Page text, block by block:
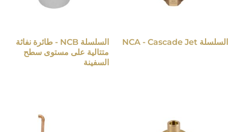
السلسلة NCA - Cascade Jet
السلسلة NCB - طائرة نفاثة
متتالية على مستوى سطح
السفينة